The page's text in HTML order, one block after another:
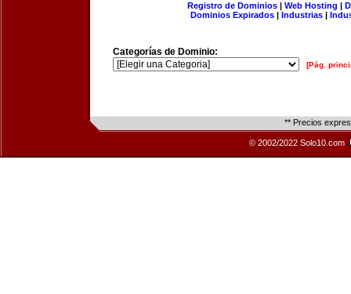
Registro de Dominios| Web Hosting |
Dominios Expirados | Industrias |
Categorías de Dominio:
[Pág.
** Precios
© 2002/2022 Solo10.com